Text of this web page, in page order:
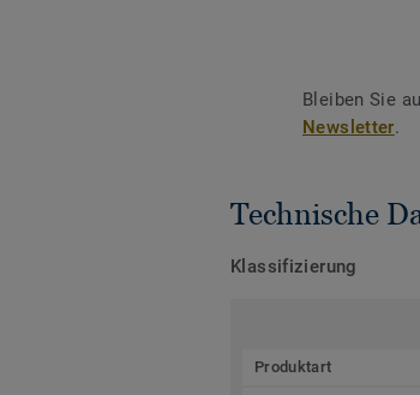
Bleiben Sie
Newsletter.
Technische
Klassifizierung
Produktart